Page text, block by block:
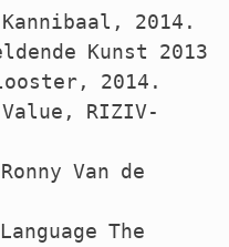
2014.
Kunst 2013
2014.
RIZIV-
Van de
The